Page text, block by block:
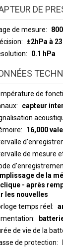
DE
de mesure
±2hPa à
0.1 hPa
de
capteur
16,000
de mesure
de la
- après
les nouvelles
temps réel
de vie de la
de protection